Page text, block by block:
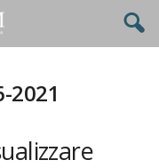
2021